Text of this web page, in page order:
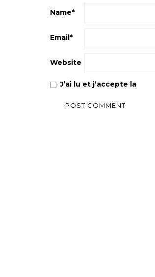
Name*
Email*
Website
J’ai lu et j’accepte la